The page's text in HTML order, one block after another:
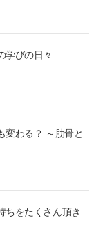
学びの日々
変わる？ ～肋骨と
ちをたくさん頂き